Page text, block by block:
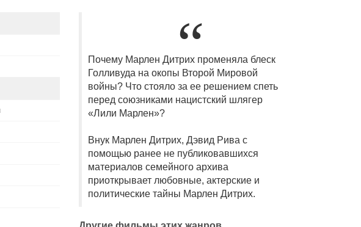
Почему Марлен Дитрих променяла блеск
Голливуда на окопы Второй Мировой
войны? Что стояло за ее решением спеть
перед союзниками нацистский шлягер
«Лили Марлен»?
Внук Марлен Дитрих, Дэвид Рива с
помощью ранее не публиковавшихся
материалов семейного архива
приоткрывает любовные, актерские и
политические тайны Марлен Дитрих.